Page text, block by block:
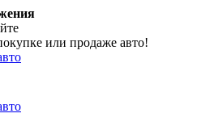
или продаже авто!